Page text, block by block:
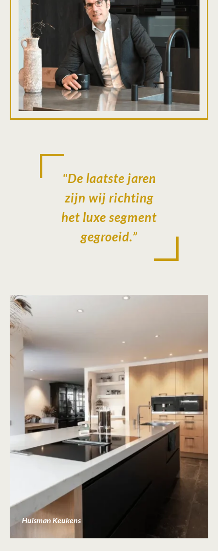
"De laatste jaren
zijn wij richting
het luxe segment
gegroeid.”
Huisman Keukens